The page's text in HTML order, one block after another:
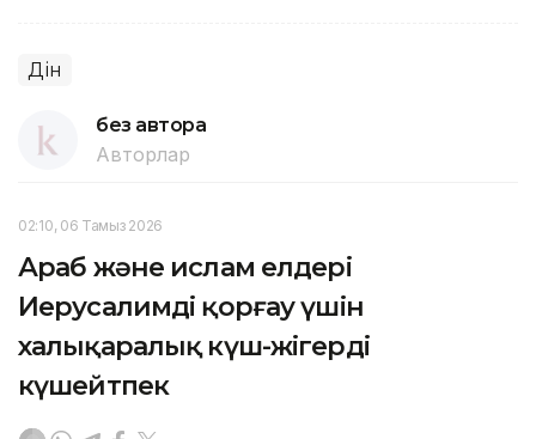
Дін
без автора
Авторлар
02:10, 06 Тамыз 2026
Араб және ислам елдері
Иерусалимді қорғау үшін
халықаралық күш-жігерді
күшейтпек